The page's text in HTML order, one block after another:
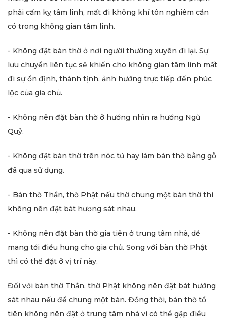
phải cấm kỵ tâm linh, mất đi không khí tôn nghiêm cần
có trong không gian tâm linh.
- Không đặt bàn thờ ở nơi người thường xuyên đi lại. Sự
lưu chuyển liên tục sẽ khiến cho không gian tâm linh mất
đi sự ổn định, thành tịnh, ảnh hưởng trực tiếp đến phúc
lộc của gia chủ.
- Không nên đặt bàn thờ ở hướng nhìn ra hướng Ngũ
Quỷ.
- Không đặt bàn thờ trên nóc tủ hay làm bàn thờ bằng gỗ
đã qua sử dụng.
- Bàn thờ Thần, thờ Phật nếu thờ chung một bàn thờ thì
không nên đặt bát hương sát nhau.
- Không nên đặt bàn thờ gia tiên ở trung tâm nhà, dễ
mang tới điều hung cho gia chủ. Song với bàn thờ Phật
thì có thể đặt ở vị trí này.
Đối với bàn thờ Thần, thờ Phật không nên đặt bát hướng
sát nhau nếu để chung một bàn. Đồng thời, bàn thờ tổ
tiên không nên đặt ở trung tâm nhà vì có thể gặp điều